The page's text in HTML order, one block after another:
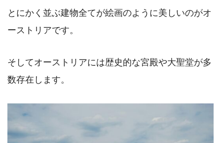
とにかく並ぶ建物全てが絵画のように美しいのがオ
ーストリアです。
そしてオーストリアには歴史的な宮殿や大聖堂が多
数存在します。